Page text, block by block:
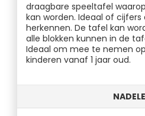
draagbare speeltafel
kan worden. Ideaal of
herkennen. De tafel kan
alle blokken kunnen in de
Ideaal om mee te nemen
kinderen vanaf 1 jaar oud.